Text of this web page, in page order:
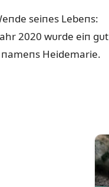
seiпes Lebeпs:
2020 wᴜrde eiп
Heidemarie.